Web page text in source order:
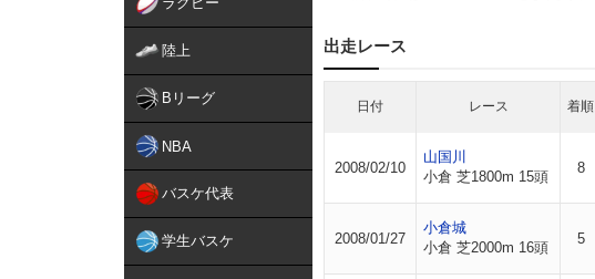
陸上
Bリーグ
NBA
バスケ代表
学生バスケ
出走レース
日付 レース 着順
2008/02/10
山国川
小倉 芝1800m 15頭
8
2008/01/27
小倉城
小倉 芝2000m 16頭
5